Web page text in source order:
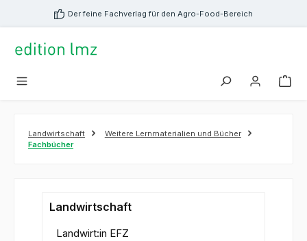
springen Der feine Fachverlag für den Agro-Food-Bereich
Landwirtschaft
Weitere Lernmaterialien und Bücher
Fachbücher
Landwirtschaft
Landwirt:in EFZ